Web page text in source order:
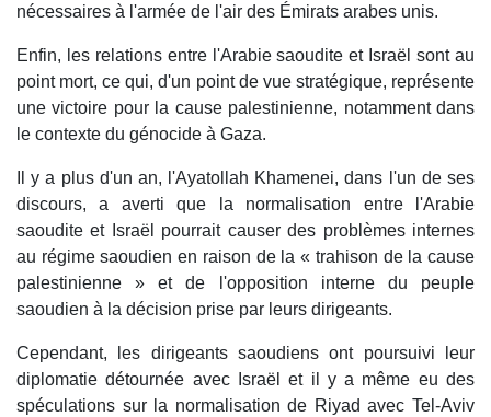
nécessaires à l'armée de l'air des Émirats arabes unis.
Enfin, les relations entre l'Arabie saoudite et Israël sont au
point mort, ce qui, d'un point de vue stratégique, représente
une victoire pour la cause palestinienne, notamment dans
le contexte du génocide à Gaza.
Il y a plus d'un an, l'Ayatollah Khamenei, dans l'un de ses
discours, a averti que la normalisation entre l'Arabie
saoudite et Israël pourrait causer des problèmes internes
au régime saoudien en raison de la « trahison de la cause
palestinienne » et de l'opposition interne du peuple
saoudien à la décision prise par leurs dirigeants.
Cependant, les dirigeants saoudiens ont poursuivi leur
diplomatie détournée avec Israël et il y a même eu des
spéculations sur la normalisation de Riyad avec Tel-Aviv